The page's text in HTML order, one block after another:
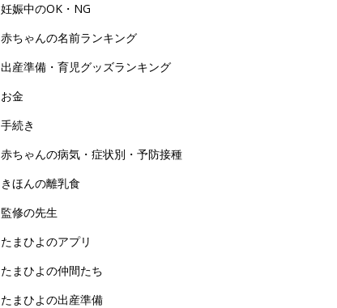
妊娠中のOK・NG
赤ちゃんの名前ランキング
出産準備・育児グッズランキング
お金
手続き
赤ちゃんの病気・症状別・予防接種
きほんの離乳食
監修の先生
たまひよのアプリ
たまひよの仲間たち
たまひよの出産準備